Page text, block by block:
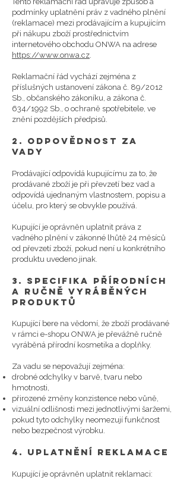
podmínky uplatnění práv z vadného plnění
(reklamace) mezi prodávajícím a kupujícím
při nákupu zboží prostřednictvím
internetového obchodu ONWA na adrese
https://www.onwa.cz
Reklamační řád vychází zejména z
příslušných ustanovení zákona č. 89/2012
Sb., občanského zákoníku, a zákona č.
634/1992 Sb., o ochraně spotřebitele, ve
znění pozdějších předpisů.
2. Odpovědnost za
vady
Prodávající odpovídá kupujícímu za to, že
prodávané zboží je při převzetí bez vad a
odpovídá ujednaným vlastnostem, popisu a
účelu, pro který se obvykle používá.
Kupující je oprávněn uplatnit práva z
vadného plnění v zákonné lhůtě 24 měsíců
od převzetí zboží, pokud není u konkrétního
produktu uvedeno jinak.
3. Specifika přírodních
a ručně vyráběných
produktů
Kupující bere na vědomí, že zboží prodávané
v rámci e-shopu ONWA je převážně ručně
vyráběná přírodní kosmetika a doplňky.
Za vadu se nepovažují zejména:
drobné odchylky v barvě, tvaru nebo
hmotnosti,
přirozené změny konzistence nebo vůně,
vizuální odlišnosti mezi jednotlivými šaržemi,
pokud tyto odchylky neomezují funkčnost
nebo bezpečnost výrobku.
4. Uplatnění reklamace
Kupující je oprávněn uplatnit reklamaci: